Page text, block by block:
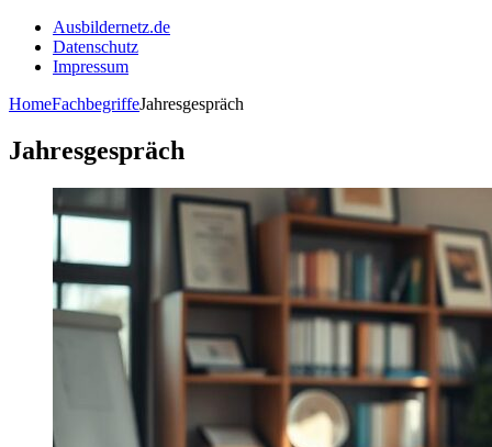
Ausbildernetz.de
Datenschutz
Impressum
HomeFachbegriffeJahresgespräch
Jahresgespräch